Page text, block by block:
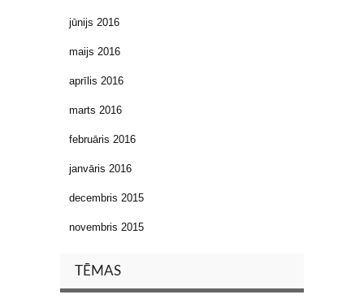
jūnijs 2016
maijs 2016
aprīlis 2016
marts 2016
februāris 2016
janvāris 2016
decembris 2015
novembris 2015
TĒMAS